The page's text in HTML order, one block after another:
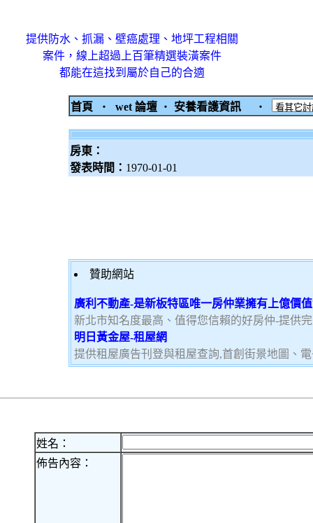
提供防水、抓漏、壁癌處理、地坪工程相關
案件，線上超過上百筆精選裝潢案件
都能在這找到屬於自己的合適
首頁 ‧ wet 論壇 ‧ 安養看護資訊 ‧
房東：
發表時間： 1970-01-01
贊助網站
廣利不動產-是新板特區唯一房仲業擁有上億價
新北市知名度最高、值得您信賴的好房仲-提供
明日黃金屋-租屋網
提供租屋廣告刊登與租屋查詢,首創街景地圖、
姓名：
佈告內容：